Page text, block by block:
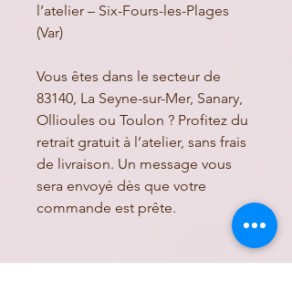
l’atelier – Six-Fours-les-Plages
(Var)
Vous êtes dans le secteur de
83140, La Seyne-sur-Mer, Sanary,
Ollioules ou Toulon ? Profitez du
retrait gratuit à l’atelier, sans frais
de livraison. Un message vous
sera envoyé dès que votre
commande est prête.